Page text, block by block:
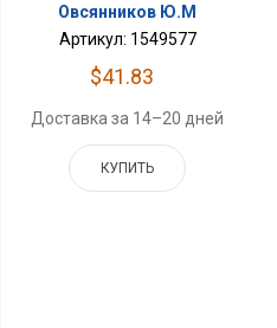
Овсянников Ю.М
Артикул: 1549577
$41.83
Доставка за 14–20 дней
КУПИТЬ